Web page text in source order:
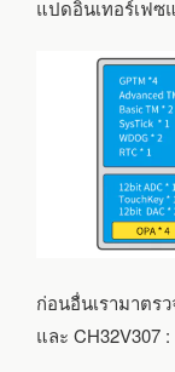
แปดอินเทอร์เฟซ
ก่อนอื่นเรามาตร
และ CH32V307 :